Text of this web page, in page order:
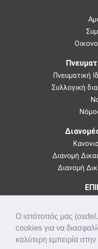
Ο ιστότοπός μας
cookies για να
καλύτερη εμπειρία
Πνευματική
Συλλογική
Διανομή
Διανομή
Τηλ:
e-mail: